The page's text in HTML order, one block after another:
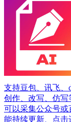
支持豆包、讯飞、
创作、改写、仿写
可以采集公众号或
能持续更新、点击